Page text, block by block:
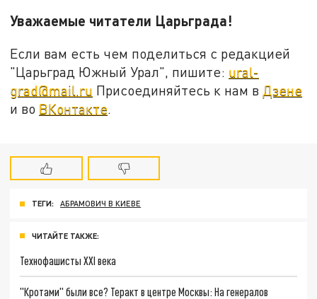
Уважаемые читатели Царьграда!
Если вам есть чем поделиться с редакцией
"Царьград Южный Урал", пишите: ural-
grad@mail.ru Присоединяйтесь к нам в Дзене
и во ВКонтакте.
ТЕГИ: АБРАМОВИЧ В КИЕВЕ
ЧИТАЙТЕ ТАКЖЕ:
Технофашисты XXI века
"Кротами" были все? Теракт в центре Москвы: На генералов